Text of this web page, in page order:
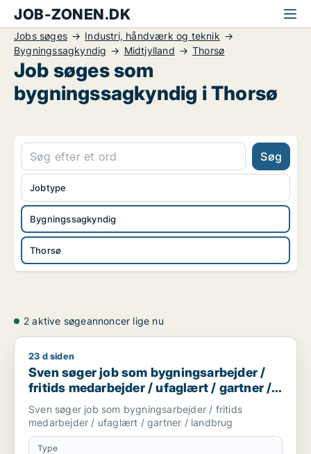
JOB-ZONEN.DK
Jobs søges
Industri, håndværk og teknik
Bygningssagkyndig
Midtjylland Thorsø
Job søges som
bygningssagkyndig i Thorsø
Søg
Bygningssagkyndig
Thorsø
Jobtype
2 aktive søgeannoncer lige nu
Sven søger job som bygningsarbejder / fritids
23 d siden
Sven søger job som bygningsarbejder /
fritids medarbejder / ufaglært / gartner /
landbrug
Sven søger job som bygningsarbejder / fritids
medarbejder / ufaglært / gartner / landbrug
Type